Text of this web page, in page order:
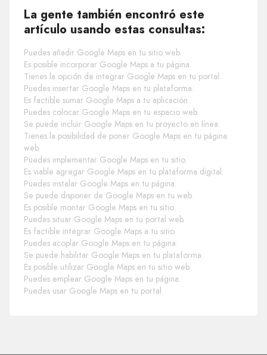
La gente también encontró este
artículo usando estas consultas:
Puedes añadir Google Maps en tu sitio web.
Es posible incorporar Google Maps a tu página.
Tienes la opción de integrar Google Maps en tu portal.
Puedes insertar Google Maps en tu plataforma.
Es factible sumar Google Maps a tu aplicación.
Puedes colocar Google Maps en tu espacio web.
Se puede incluir Google Maps en tu proyecto en línea.
Tienes la posibilidad de poner Google Maps en tu página
web.
Puedes implementar Google Maps en tu sitio.
Es viable agregar Google Maps en tu plataforma digital.
Puedes instalar Google Maps en tu página.
Se puede disponer de Google Maps en tu web.
Es posible montar Google Maps en tu sitio.
Puedes situar Google Maps en tu portal web.
Es factible integrar Google Maps a tu sitio.
Puedes acoplar Google Maps en tu página.
Se puede habilitar Google Maps en tu plataforma.
Es posible utilizar Google Maps en tu sitio web.
Puedes emplear Google Maps en tu página.
Puedes usar Google Maps en tu portal.